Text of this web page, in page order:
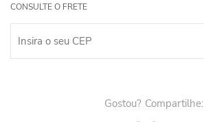
CONSULTE O FRETE
Gostou? Compartilhe: